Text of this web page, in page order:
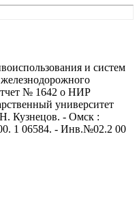
и систем
№ 1642 о НИР
университет
Кузнецов. - Омск :
1 06584. - Инв.№02.2 00